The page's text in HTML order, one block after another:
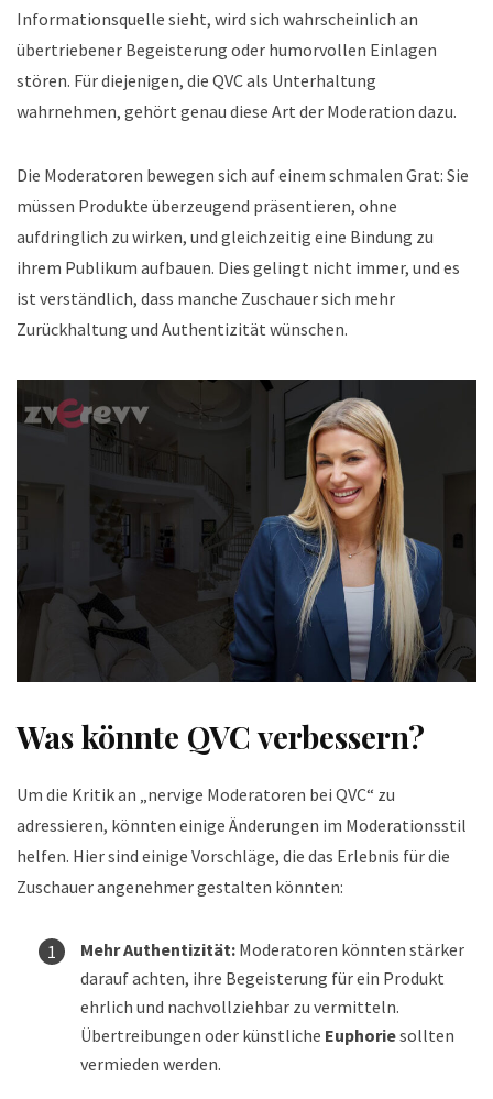
Informationsquelle sieht, wird sich wahrscheinlich an
übertriebener Begeisterung oder humorvollen Einlagen
stören. Für diejenigen, die QVC als Unterhaltung
wahrnehmen, gehört genau diese Art der Moderation dazu.
Die Moderatoren bewegen sich auf einem schmalen Grat: Sie
müssen Produkte überzeugend präsentieren, ohne
aufdringlich zu wirken, und gleichzeitig eine Bindung zu
ihrem Publikum aufbauen. Dies gelingt nicht immer, und es
ist verständlich, dass manche Zuschauer sich mehr
Zurückhaltung und Authentizität wünschen.
Was könnte QVC verbessern?
Um die Kritik an „nervige Moderatoren bei QVC“ zu
adressieren, könnten einige Änderungen im Moderationsstil
helfen. Hier sind einige Vorschläge, die das Erlebnis für die
Zuschauer angenehmer gestalten könnten:
Mehr Authentizität: Moderatoren könnten stärker
darauf achten, ihre Begeisterung für ein Produkt
ehrlich und nachvollziehbar zu vermitteln.
Übertreibungen oder künstliche Euphoriesollten
vermieden werden.